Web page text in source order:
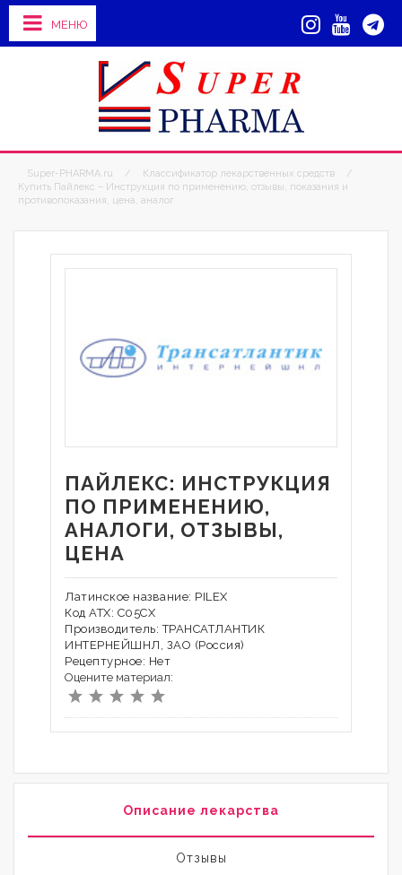
МЕНЮ
Super-PHARMA.ru / Классификатор лекарственных средств
/
Купить Пайлекс – Инструкция по применению, отзывы, показания и
противопоказания, цена, аналог
ПАЙЛЕКС: ИНСТРУКЦИЯ
ПО ПРИМЕНЕНИЮ,
АНАЛОГИ, ОТЗЫВЫ,
ЦЕНА
Латинское название: PILEX
Код АТХ: C05CX
Производитель: ТРАНСАТЛАНТИК
ИНТЕРНЕЙШНЛ, ЗАО (Россия)
Рецептурное: Нет
Оцените материал:
Описание лекарства
Отзывы